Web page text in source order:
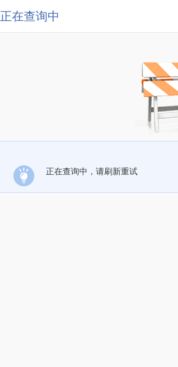
正在查询中
正在查询中，请刷新重试